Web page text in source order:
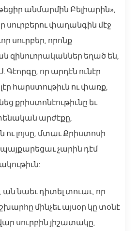
անմարմին Բելիարին»,
սուրբերու փաղանգին մէջ
սուրբեր, որոնք
զինուորականներ եղած են,
Գէորգը, որ արդէն ունէր
հարստութիւն ու փառք,
քրիստոնէութիւնը եւ
արժէքը,
ու լոյսը, մտաւ Քրիստոսի
պայքարեցաւ չարին դէմ
ան նաեւ դիտել տուաւ, որ
մինչեւ այսօր կը տօնէ
սուրբին յիշատակը,